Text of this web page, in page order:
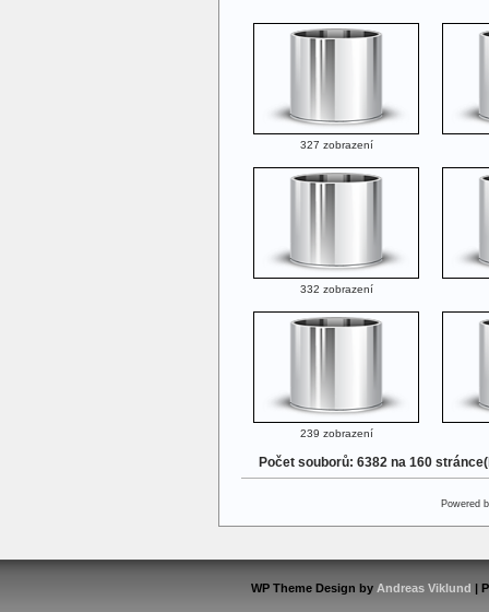
327 zobrazení
332 zobrazení
239 zobrazení
Počet souborů: 6382 na 160
Powered
WP Theme Design by Andreas Viklund |